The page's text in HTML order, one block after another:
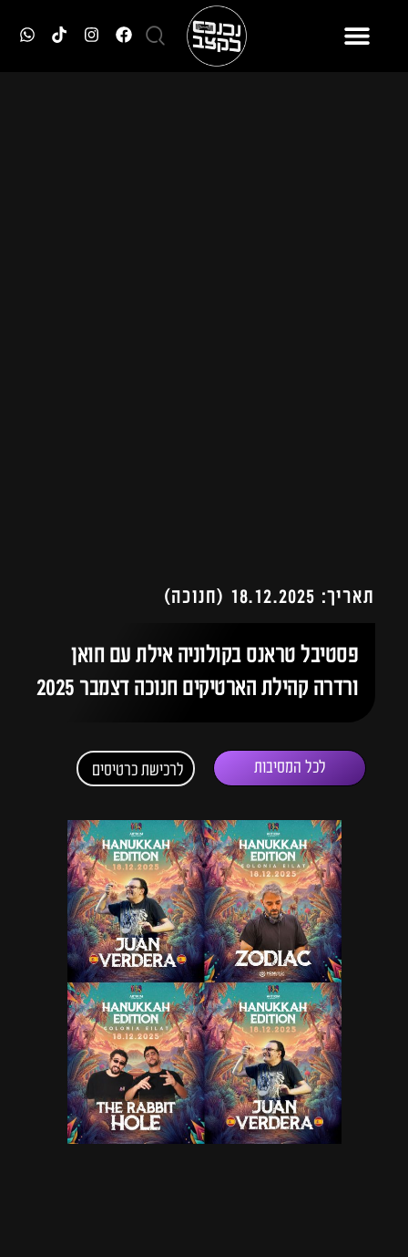
תאריך: 18.12.2025 (חנוכה)
פסטיבל טראנס בקולוניה אילת עם חואן
ורדרה קהילת הארטיקים חנוכה דצמבר 2025
לכל המסיבות לרכישת כרטיסים